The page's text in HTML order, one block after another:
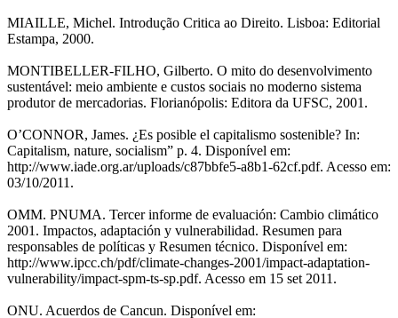
MIAILLE, Michel. Introdução Critica ao Direito. Lisboa: Editorial
Estampa, 2000.
MONTIBELLER-FILHO, Gilberto. O mito do desenvolvimento
sustentável: meio ambiente e custos sociais no moderno sistema
produtor de mercadorias. Florianópolis: Editora da UFSC, 2001.
O’CONNOR, James. ¿Es posible el capitalismo sostenible? In:
Capitalism, nature, socialism” p. 4. Disponível em:
http://www.iade.org.ar/uploads/c87bbfe5-a8b1-62cf.pdf. Acesso em:
03/10/2011.
OMM. PNUMA. Tercer informe de evaluación: Cambio climático
2001. Impactos, adaptación y vulnerabilidad. Resumen para
responsables de políticas y Resumen técnico. Disponível em:
http://www.ipcc.ch/pdf/climate-changes-2001/impact-adaptation-
vulnerability/impact-spm-ts-sp.pdf. Acesso em 15 set 2011.
ONU. Acuerdos de Cancun. Disponível em: